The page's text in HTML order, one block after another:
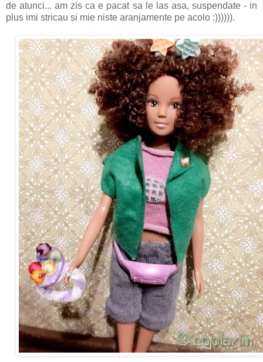
de atunci... am zis ca e pacat sa le las asa, suspendate - in
plus imi stricau si mie niste aranjamente pe acolo :)))))).